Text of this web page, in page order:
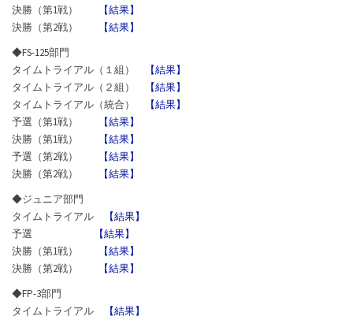
決勝（第1戦）
【結果】
決勝（第2戦）
【結果】
◆FS-125部門
タイムトライアル（１組）
【結果】
タイムトライアル（２組）
【結果】
タイムトライアル（統合）
【結果】
予選（第1戦）
【結果】
決勝（第1戦）
【結果】
予選（第2戦）
【結果】
決勝（第2戦）
【結果】
◆ジュニア部門
タイムトライアル
【結果】
予選
【結果】
決勝（第1戦）
【結果】
決勝（第2戦）
【結果】
◆FP-3部門
タイムトライアル
【結果】